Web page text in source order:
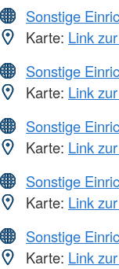
Sonstige
Karte: Link
Sonstige
Karte: Link
Sonstige
Karte: Link
Sonstige
Karte: Link
Sonstige
Karte: Link